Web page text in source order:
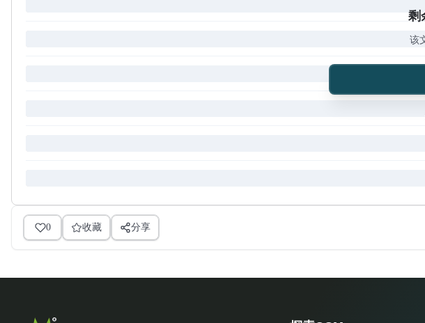
剩
该
0 收藏 分享